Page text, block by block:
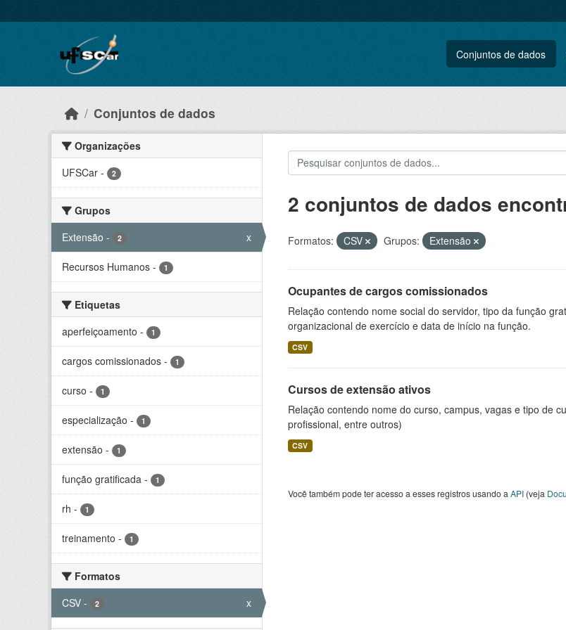
Conjuntos de dados
Conjuntos de dados
Organizações
UFSCar - 2
Grupos
Extensão - 2 x
Recursos Humanos - 1
Etiquetas
aperfeiçoamento - 1
cargos comissionados - 1
curso - 1
especialização - 1
extensão - 1
função gratificada - 1
rh - 1
treinamento - 1
Formatos
CSV - 2 x
2 conjuntos de dados
Formatos: CSV Grupos: Extensão
Ocupantes de cargos comissionados
Relação contendo nome social do servidor, tipo da função
organizacional de exercício e data de início na função.
CSV
Cursos de extensão ativos
Relação contendo nome do curso, campus, vagas e tipo de
profissional, entre outros)
CSV
Você também pode ter acesso a esses registros usando a API(veja